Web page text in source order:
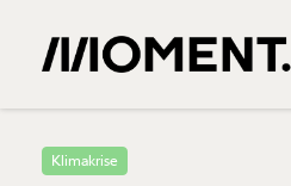
0Treffer
Klimakrise